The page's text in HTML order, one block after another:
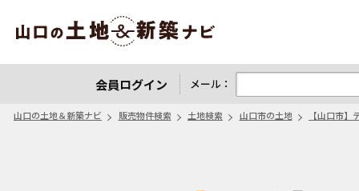
会員ログイン メール：
山口の土地＆新築ナビ 販売物件検索 土地検索 山口市の土地 【山口市